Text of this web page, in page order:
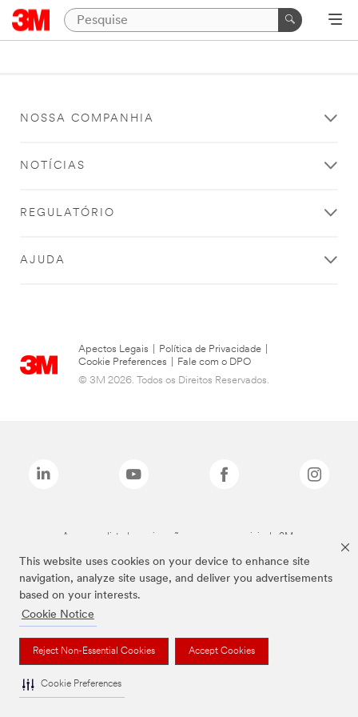
This website uses cookies on your device to enhance site
navigation, analyze site usage, and deliver you advertisements
based on your interests.
Cookie Notice
Reject Non-Essential Cookies Accept Cookies
Cookie Preferences
NOSSA COMPANHIA
NOTÍCIAS
REGULATÓRIO
AJUDA
Apectos Legais Política de Privacidade
Cookie Preferences
Fale com o DPO
© 3M 2026. Todos os Direitos Reservados.
As marcas listadas a cima são marcas comerciais da 3M.